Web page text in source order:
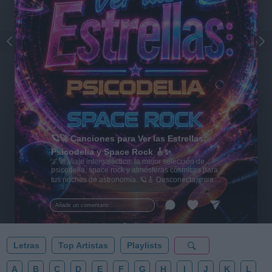
Añadir un comentario ...
🪐🚀 Canciones para Ver las Estrellas:
Psicodelia y Space Rock 🎸✨
🌌🚀 Viaje intergaláctico: la mejor selección de
psicodelia, space rock y atmósferas cósmicas para
tus noches de astronomía. 🪐🎸 Desconecta, mira
al firmamento y siente la gravedad cero. 💾 ¡Guarda
esta colección para tu próxima noche estrellada!
✨⭐
Letras Top Artistas Playlists
A B C D E F G H I J K L